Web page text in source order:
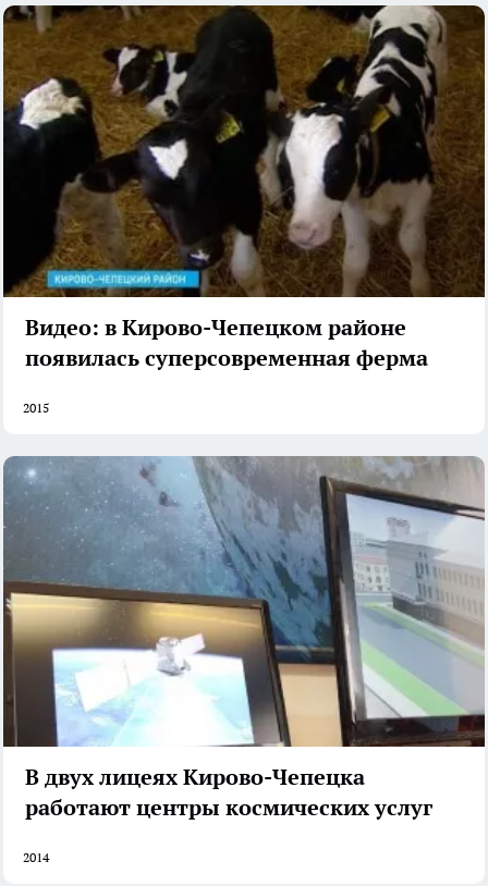
Видео: в Кирово-Чепецком районе
появилась суперсовременная ферма
2015
В двух лицеях Кирово-Чепецка
работают центры космических услуг
2014